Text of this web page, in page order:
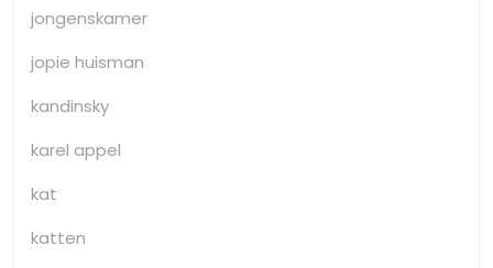
jongenskamer
jopie huisman
kandinsky
karel appel
kat
katten